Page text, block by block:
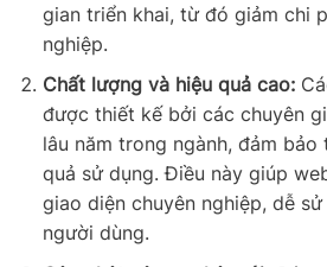
gian triển khai, từ đó giảm chi
nghiệp.
Chất lượng và hiệu quả cao:
được thiết kế bởi các chuyên
lâu năm trong ngành, đảm bảo
quả sử dụng. Điều này giúp
giao diện chuyên nghiệp, dễ
người dùng.